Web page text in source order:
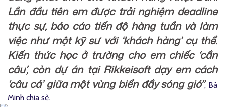
Lần đầu tiên em được trải nghiệm deadline
thực sự, báo cáo tiến độ hàng tuần và làm
việc như một kỹ sư với ‘khách hàng’ cụ thể.
Kiến thức học ở trường cho em chiếc ‘cần
câu’, còn dự án tại Rikkeisoft dạy em cách
‘câu cá’ giữa một vùng biển đầy sóng gió”, Bá
Minh chia sẻ.